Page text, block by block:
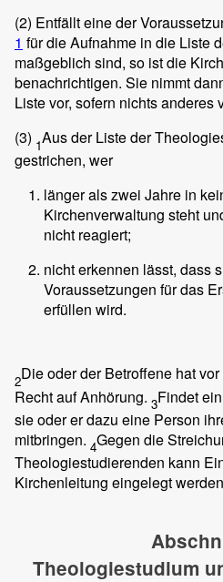
(2) Entfällt eine der
1 für die Aufnahme in die Liste
maßgeblich sind, so ist die
benachrichtigen. Sie nimmt
Liste vor, sofern nichts anderes
(3) 1Aus der Liste der
gestrichen, wer
länger als zwei Jahre in
Kirchenverwaltung steht
nicht reagiert;
nicht erkennen lässt, dass
Voraussetzungen für das
erfüllen wird.
2Die oder der Betroffene hat
Recht auf Anhörung. 3Findet
sie oder er dazu eine Person
mitbringen. 4Gegen die
Theologiestudierenden kann
Kirchenleitung eingelegt
Theologiestudium